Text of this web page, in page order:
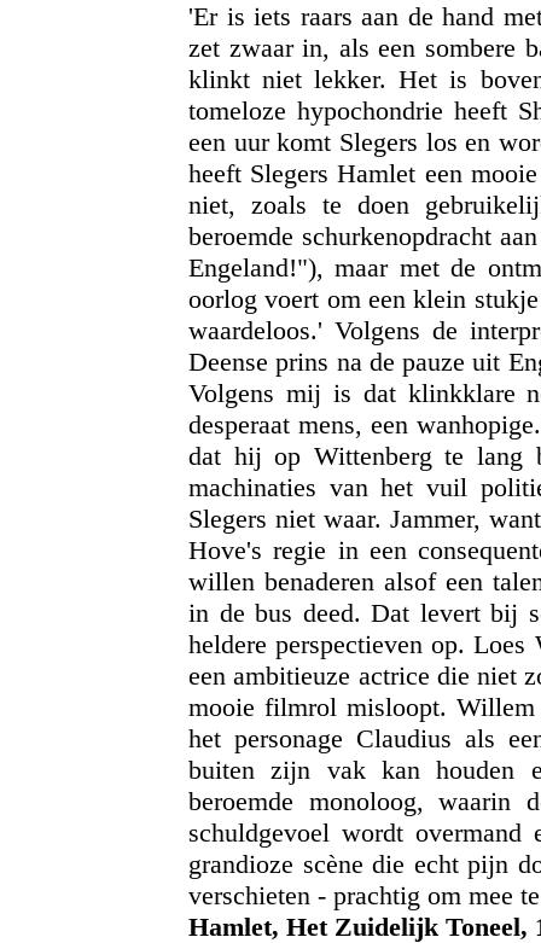
'Er is iets raars aan de hand
zet zwaar in, als een sombere
klinkt niet lekker. Het is
tomeloze hypochondrie heeft
een uur komt Slegers los en
heeft Slegers Hamlet een
niet, zoals te doen
beroemde schurkenopdracht
Engeland!"), maar met de
oorlog voert om een klein
waardeloos.' Volgens de
Deense prins na de pauze uit
Volgens mij is dat klinkklare
desperaat mens, een
dat hij op Wittenberg te lang
machinaties van het vuil
Slegers niet waar. Jammer,
Hove's regie in een
willen benaderen alsof een
in de bus deed. Dat levert bij
heldere perspectieven op.
een ambitieuze actrice die niet
mooie filmrol misloopt.
het personage Claudius als
buiten zijn vak kan houden
beroemde monoloog, waarin
schuldgevoel wordt
grandioze scène die echt pijn
verschieten - prachtig om mee
Hamlet, Het Zuidelijk Toneel,